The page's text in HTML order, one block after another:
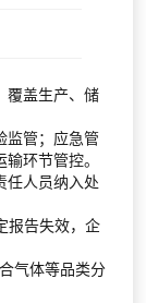
覆盖生产、储
监管；应急管
环节管控。
任人员纳入处
报告失效，企
气体等品类分